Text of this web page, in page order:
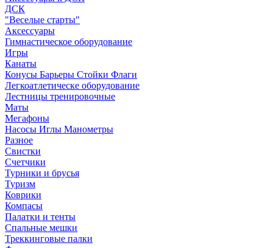
ДСК
"Веселые старты"
Аксессуары
Гимнастическое оборудование
Игры
Канаты
Конусы Барьеры Стойки Флаги
Легкоатлетическе оборудование
Лестницы тренировочные
Маты
Мегафоны
Насосы Иглы Манометры
Разное
Свистки
Счетчики
Турники и брусья
Туризм
Коврики
Компасы
Палатки и тенты
Спальные мешки
Треккинговые палки